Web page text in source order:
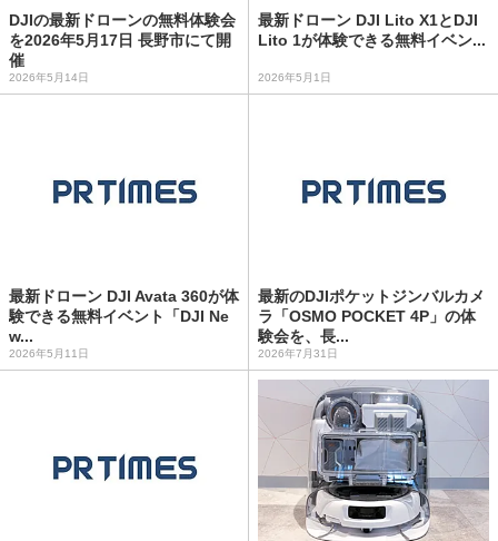
DJIの最新ドローンの無料体験会
を2026年5月17日 長野市にて開
催
2026年5月14日
最新ドローン DJI Lito X1とDJI
Lito 1が体験できる無料イベン...
2026年5月1日
最新ドローン DJI Avata 360が体
験できる無料イベント「DJI Ne
w...
2026年5月11日
最新のDJIポケットジンバルカメ
ラ「OSMO POCKET 4P」の体
験会を、長...
2026年7月31日